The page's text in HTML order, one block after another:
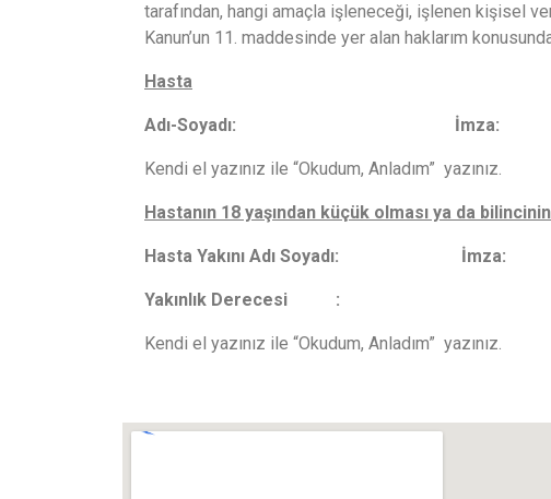
tarafından, hangi amaçla işleneceği, işlenen kişisel
Kanun’un 11. maddesinde yer alan haklarım
Hasta
Adı-Soyadı: İmza:
Kendi el yazınız ile “Okudum, Anladım” yazınız.
Hastanın 18 yaşından küçük olması ya da
Hasta Yakını Adı Soyadı:
Yakınlık Derecesi :
Kendi el yazınız ile “Okudum, Anladım” yazınız.